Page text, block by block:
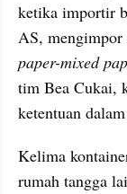
ketika importir
AS, mengimpor
paper-mixed
tim Bea Cukai,
ketentuan
Kelima
rumah tangga